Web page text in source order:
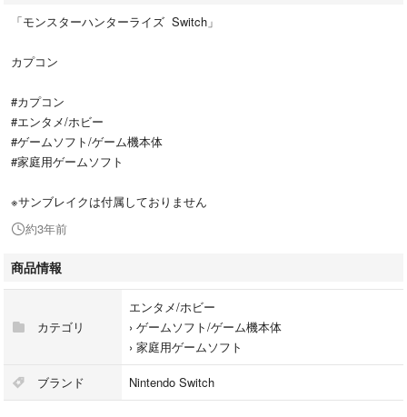
「モンスターハンターライズ Switch」
カプコン
#カプコン
#エンタメ/ホビー
#ゲームソフト/ゲーム機本体
#家庭用ゲームソフト
※サンブレイクは付属しておりません
約3年前
商品情報
カテゴリ
エンタメ/ホビー
› ゲームソフト/ゲーム機本体
› 家庭用ゲームソフト
ブランド Nintendo Switch